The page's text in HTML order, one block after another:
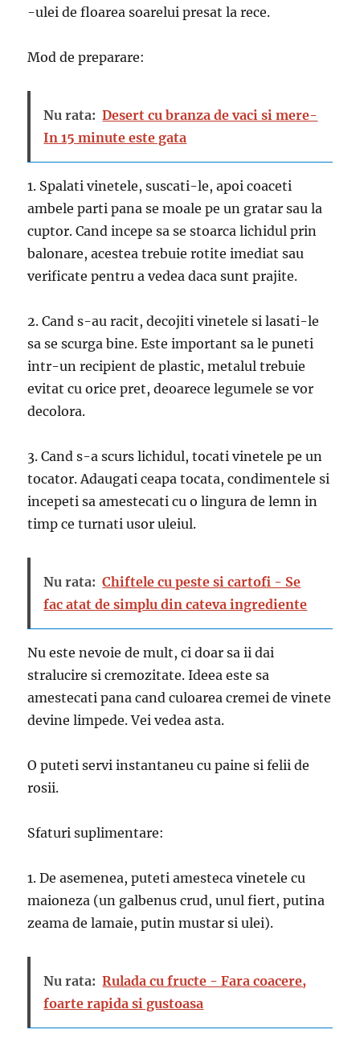
-ulei de floarea soarelui presat la rece.
Mod de preparare:
Nu rata: Desert cu branza de vaci si mere-
In 15 minute este gata
1. Spalati vinetele, suscati-le, apoi coaceti
ambele parti pana se moale pe un gratar sau la
cuptor. Cand incepe sa se stoarca lichidul prin
balonare, acestea trebuie rotite imediat sau
verificate pentru a vedea daca sunt prajite.
2. Cand s-au racit, decojiti vinetele si lasati-le
sa se scurga bine. Este important sa le puneti
intr-un recipient de plastic, metalul trebuie
evitat cu orice pret, deoarece legumele se vor
decolora.
3. Cand s-a scurs lichidul, tocati vinetele pe un
tocator. Adaugati ceapa tocata, condimentele si
incepeti sa amestecati cu o lingura de lemn in
timp ce turnati usor uleiul.
Nu rata: Chiftele cu peste si cartofi - Se
fac atat de simplu din cateva ingrediente
Nu este nevoie de mult, ci doar sa ii dai
stralucire si cremozitate. Ideea este sa
amestecati pana cand culoarea cremei de vinete
devine limpede. Vei vedea asta.
O puteti servi instantaneu cu paine si felii de
rosii.
Sfaturi suplimentare:
1. De asemenea, puteti amesteca vinetele cu
maioneza (un galbenus crud, unul fiert, putina
zeama de lamaie, putin mustar si ulei).
Nu rata: Rulada cu fructe - Fara coacere,
foarte rapida si gustoasa